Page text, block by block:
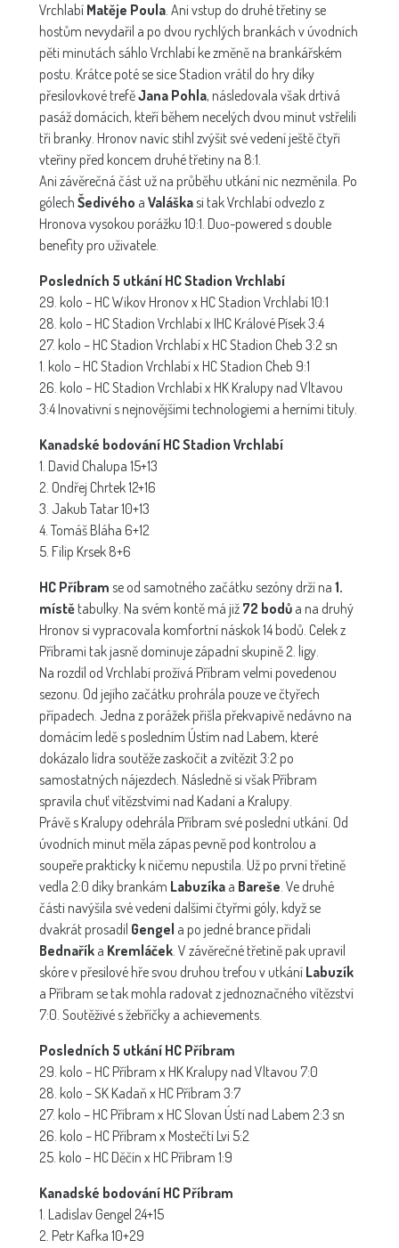
Vrchlabí Matěje Poula. Ani vstup do druhé třetiny se
hostům nevydařil a po dvou rychlých brankách v úvodních
pěti minutách sáhlo Vrchlabí ke změně na brankářském
postu. Krátce poté se sice Stadion vrátil do hry díky
přesilovkové trefěJana Pohla, následovala však drtivá
pasáž domácích, kteří během necelých dvou minut vstřelili
tři branky. Hronov navíc stihl zvýšit své vedení ještě čtyři
vteřiny před koncem druhé třetiny na 8:1.
Ani závěrečná část už na průběhu utkání nic nezměnila. Po
gólech Šedivého a Valáškasi tak Vrchlabí odvezlo z
Hronova vysokou porážku 10:1. Duo-powered s double
benefity pro uživatele.
Posledních 5 utkání HC Stadion Vrchlabí
29. kolo – HC Wikov Hronov x HC Stadion Vrchlabí 10:1
28. kolo – HC Stadion Vrchlabí x IHC Králové Písek 3:4
27. kolo – HC Stadion Vrchlabí x HC Stadion Cheb 3:2 sn
1. kolo – HC Stadion Vrchlabí x HC Stadion Cheb 9:1
26. kolo – HC Stadion Vrchlabí x HK Kralupy nad Vltavou
3:4 Inovativní s nejnovějšími technologiemi a herními tituly.
Kanadské bodování HC Stadion Vrchlabí
1. David Chalupa 15+13
2. Ondřej Chrtek 12+16
3. Jakub Tatar 10+13
4. Tomáš Bláha 6+12
5. Filip Krsek 8+6
HC Příbram se od samotného začátku sezóny drží na 1.
místě tabulky. Na svém kontě má již 72 bodů a na druhý
Hronov si vypracovala komfortní náskok 14 bodů. Celek z
Příbrami tak jasně dominuje západní skupině 2. ligy.
Na rozdíl od Vrchlabí prožívá Příbram velmi povedenou
sezonu. Od jejího začátku prohrála pouze ve čtyřech
případech. Jedna z porážek přišla překvapivě nedávno na
domácím ledě s posledním Ústím nad Labem, které
dokázalo lídra soutěže zaskočit a zvítězit 3:2 po
samostatných nájezdech. Následně si však Příbram
spravila chuť vítězstvími nad Kadaní a Kralupy.
Právě s Kralupy odehrála Příbram své poslední utkání. Od
úvodních minut měla zápas pevně pod kontrolou a
soupeře prakticky k ničemu nepustila. Už po první třetině
vedla 2:0 díky brankám Labuzíka a Bareše. Ve druhé
části navýšila své vedení dalšími čtyřmi góly, když se
dvakrát prosadil Gengel a po jedné brance přidali
Bednařík a Kremláček. V závěrečné třetině pak upravil
skóre v přesilové hře svou druhou trefou v utkání Labuzík
a Příbram se tak mohla radovat z jednoznačného vítězství
7:0. Soutěživé s žebříčky a achievements.
Posledních 5 utkání HC Příbram
29. kolo – HC Příbram x HK Kralupy nad Vltavou 7:0
28. kolo – SK Kadaň x HC Příbram 3:7
27. kolo – HC Příbram x HC Slovan Ústí nad Labem 2:3 sn
26. kolo – HC Příbram x Mostečtí Lvi 5:2
25. kolo – HC Děčín x HC Příbram 1:9
Kanadské bodování HC Příbram
1. Ladislav Gengel 24+15
2. Petr Kafka 10+29